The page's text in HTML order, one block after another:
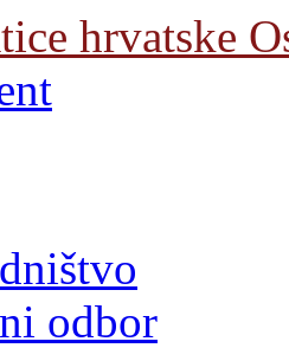
hrvatske
odbor